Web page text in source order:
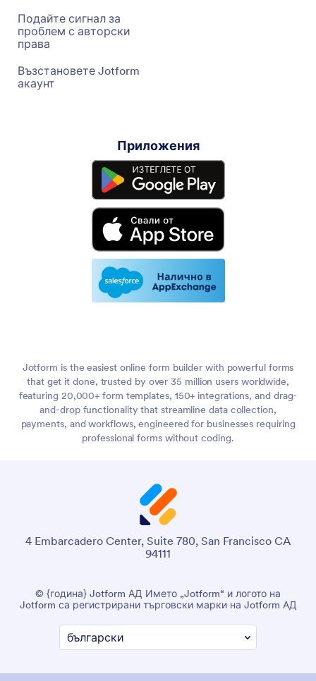
Подайте сигнал за
проблем с авторски
права
Възстановете Jotform
акаунт
Приложения
Jotform is the easiest online form builder with powerful forms
that get it done, trusted by over 35 million users worldwide,
featuring 20,000+ form templates, 150+ integrations, and drag-
and-drop functionality that streamline data collection,
payments, and workflows, engineered for businesses requiring
professional forms without coding.
4 Embarcadero Center, Suite 780, San Francisco CA
94111
© {година} Jotform АД Името „Jotform“ и логото на
Jotform са регистрирани търговски марки на Jotform АД